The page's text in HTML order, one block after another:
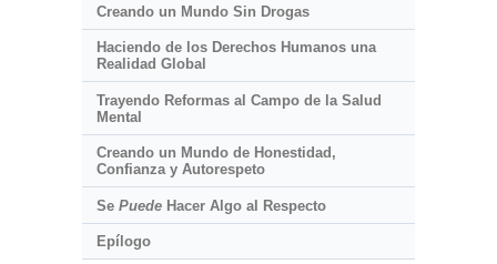
Creando un Mundo Sin Drogas
Haciendo de los Derechos Humanos una
Realidad Global
Trayendo Reformas al Campo de la Salud
Mental
Creando un Mundo de Honestidad,
Confianza y Autorespeto
Se PuedeHacer Algo al Respecto
Epílogo